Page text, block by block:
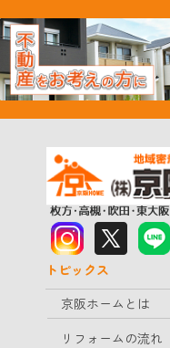
トピックス
京阪ホームとは
リフォームの流れ